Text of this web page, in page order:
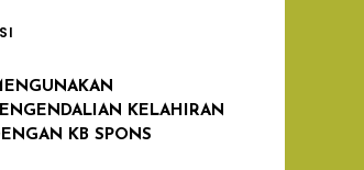
KELAHIRAN
KB SPONS